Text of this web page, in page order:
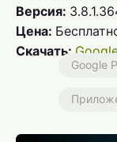
Версия:
Цена:
Скачать:
Google